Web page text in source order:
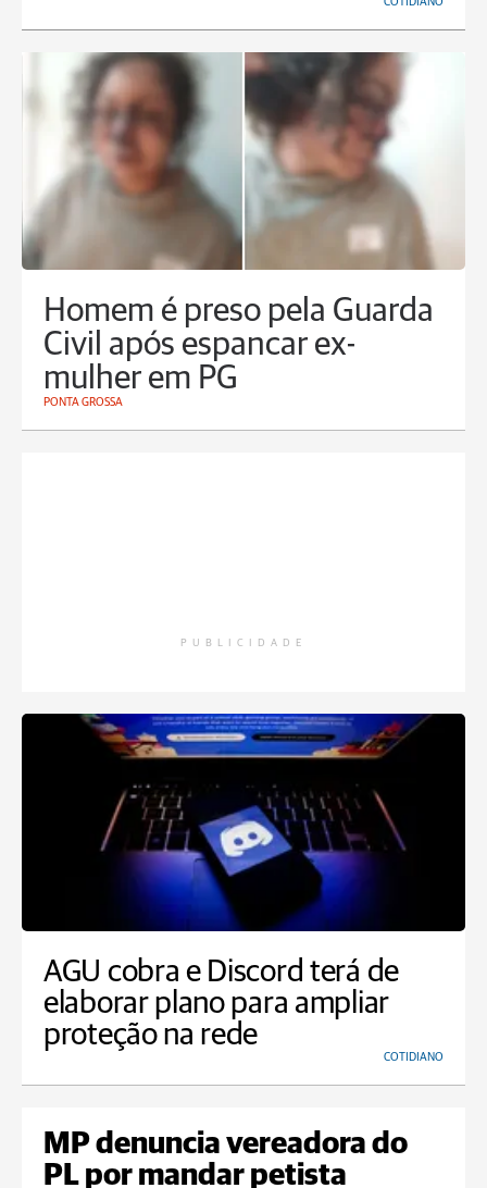
Homem é preso pela Guarda
Civil após espancar ex-
mulher em PG
PONTA GROSSA
PUBLICIDADE
AGU cobra e Discord terá de
elaborar plano para ampliar
proteção na rede
COTIDIANO
MP denuncia vereadora do
PL por mandar petista